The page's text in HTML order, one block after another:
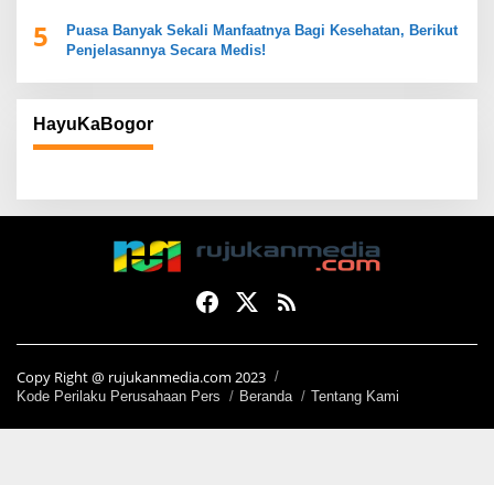
5
Puasa Banyak Sekali Manfaatnya Bagi Kesehatan, Berikut
Penjelasannya Secara Medis!
HayuKaBogor
Copy Right @ rujukanmedia.com 2023
Kode Perilaku Perusahaan Pers Beranda Tentang Kami